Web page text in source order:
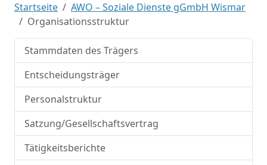
Startseite
AWO – Soziale Dienste gGmbH Wismar
Organisationsstruktur
Stammdaten des Trägers
Entscheidungsträger
Personalstruktur
Satzung/Gesellschaftsvertrag
Tätigkeitsberichte